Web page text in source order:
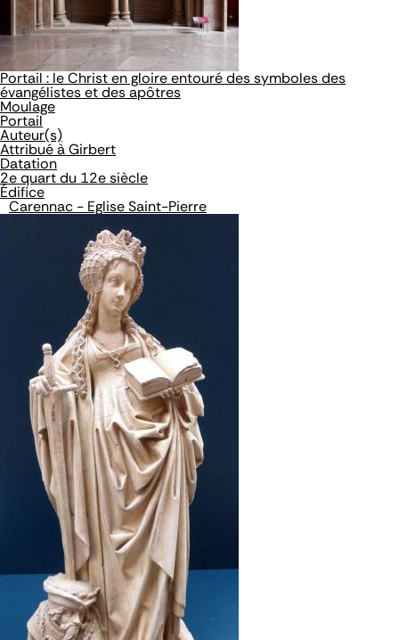
Portail : le Christ en gloire entouré des symboles des
évangélistes et des apôtres
Moulage
Portail
Auteur(s)
Attribué à Girbert
Datation
2e quart du 12e siècle
Édifice
Carennac - Eglise Saint-Pierre